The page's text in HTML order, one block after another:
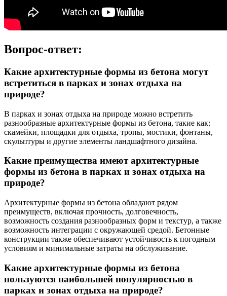
Вопрос-ответ:
Какие архитектурные формы из бетона могут
встретиться в парках и зонах отдыха на
природе?
В парках и зонах отдыха на природе можно встретить
разнообразные архитектурные формы из бетона, такие как:
скамейки, площадки для отдыха, тропы, мостики, фонтаны,
скульптуры и другие элементы ландшафтного дизайна.
Какие преимущества имеют архитектурные
формы из бетона в парках и зонах отдыха на
природе?
Архитектурные формы из бетона обладают рядом
преимуществ, включая прочность, долговечность,
возможность создания разнообразных форм и текстур, а также
возможность интеграции с окружающей средой. Бетонные
конструкции также обеспечивают устойчивость к погодным
условиям и минимальные затраты на обслуживание.
Какие архитектурные формы из бетона
пользуются наибольшей популярностью в
парках и зонах отдыха на природе?